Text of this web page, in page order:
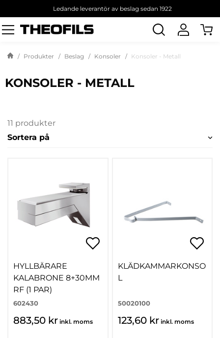
Ledande leverantör av beslag sedan 1922
Sök
produkt
Produkter Beslag Konsoler Konsoler - Metall
KONSOLER - METALL
11 produkter
Sortera på
HYLLBÄRARE
KALABRONE 8+30MM
RF (1 PAR)
602430
883,50 kr inkl. moms
KLÄDKAMMARKONSO
L
50020100
123,60 kr inkl. moms